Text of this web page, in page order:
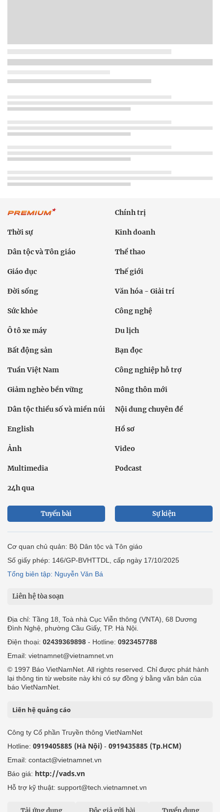
Chính trị
Thời sự Kinh doanh
Dân tộc và Tôn giáo Thể thao
Giáo dục Thế giới
Đời sống Văn hóa - Giải trí
Sức khỏe Công nghệ
Ô tô xe máy Du lịch
Bất động sản Bạn đọc
Tuần Việt Nam Công nghiệp hỗ trợ
Giảm nghèo bền vững Nông thôn mới
Dân tộc thiểu số và miền núi Nội dung chuyên đề
English Hồ sơ
Ảnh Video
Multimedia Podcast
24h qua
Tuyến bài Sự kiện
Cơ quan chủ quản: Bộ Dân tộc và Tôn giáo
Số giấy phép: 146/GP-BVHTTDL, cấp ngày 17/10/2025
Tổng biên tập: Nguyễn Văn Bá
Liên hệ tòa soạn
Địa chỉ: Tầng 18, Toà nhà Cục Viễn thông (VNTA), 68 Dương
Đình Nghệ, phường Cầu Giấy, TP. Hà Nội.
Điện thoại: 02439369898 - Hotline: 0923457788
Email: vietnamnet@vietnamnet.vn
© 1997 Báo VietNamNet. All rights reserved. Chỉ được phát hành
lại thông tin từ website này khi có sự đồng ý bằng văn bản của
báo VietNamNet.
Liên hệ quảng cáo
Công ty Cổ phần Truyền thông VietNamNet
Hotline: 0919405885 (Hà Nội) - 0919435885 (Tp.HCM)
Email: contact@vietnamnet.vn
Báo giá: http://vads.vn
Hỗ trợ kỹ thuật: support@tech.vietnamnet.vn